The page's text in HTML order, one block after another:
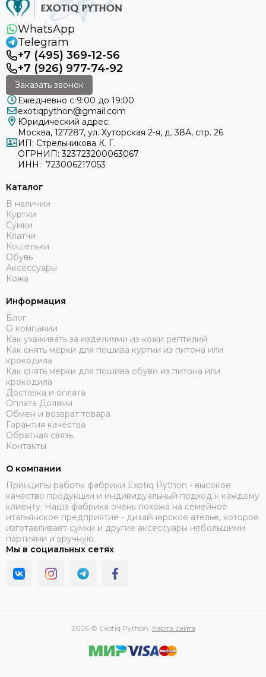
WhatsApp
Telegram
+7 (495) 369-12-56
+7 (926) 977-74-92
Заказать звонок
Ежедневно с 9:00 до 19:00
exotiqpython@gmail.com
Юридический адрес:
Москва, 127287, ул. Хуторская 2-я, д. 38А, стр. 26
ИП: Стрельникова К. Г.
ОГРНИП: 323723200063067
ИНН: 723006217053
Каталог
В наличии
Куртки
Сумки
Клатчи
Кошельки
Обувь
Аксессуары
Кожа
Информация
Блог
О компании
Как ухаживать за изделиями из кожи рептилий
Как снять мерки для пошива куртки из питона или
крокодила
Как снять мерки для пошива обуви из питона или
крокодила
Доставка и оплата
Оплата Долями
Обмен и возврат товара
Гарантия качества
Обратная связь
Контакты
О компании
Принципы работы фабрики Exotiq Python - высокое
качество продукции и индивидуальный подход к каждому
клиенту. Наша фабрика очень похожа на семейное
итальянское предприятие - дизайнерское ателье, которое
изготавливает сумки и другие аксессуары небольшими
партиями и вручную.
Мы в социальных сетях
2026 © Exotiq Python. Карта сайта